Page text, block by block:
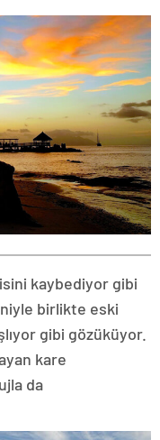
kaybediyor gibi
birlikte eski
gibi gözüküyor.
kare
da